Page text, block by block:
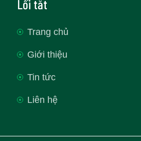
Lối tắt
Trang chủ
Giới thiệu
Tin tức
Liên hệ